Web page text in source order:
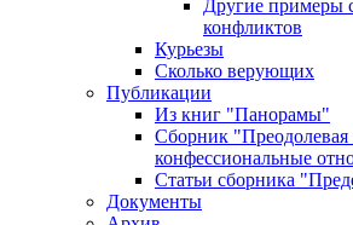
Другие примеры
конфликтов
Курьезы
Сколько верующих
Публикации
Из книг "Панорамы"
Сборник "Преодолевая
конфессиональные
Статьи сборника
Документы